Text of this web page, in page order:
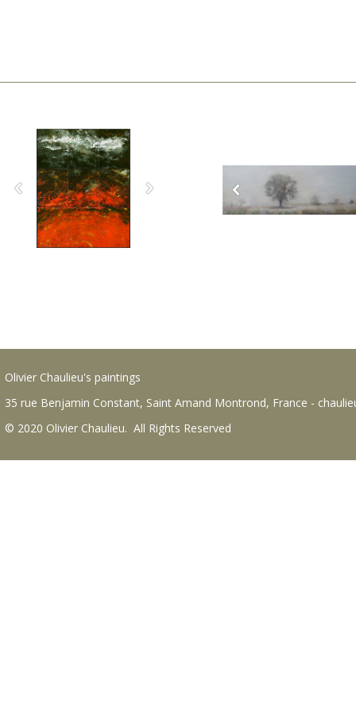
Olivier Chaulieu's paintings
35 rue Benjamin Constant, Saint Amand Montrond, France -
© 2020 Olivier Chaulieu. All Rights Reserved